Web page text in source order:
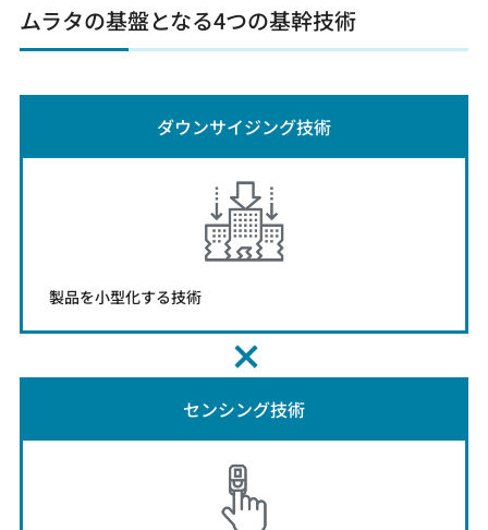
ムラタの基盤となる4つの基幹技術
ダウンサイジング技術
製品を小型化する技術
センシング技術